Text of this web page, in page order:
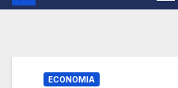
ECONOMIA